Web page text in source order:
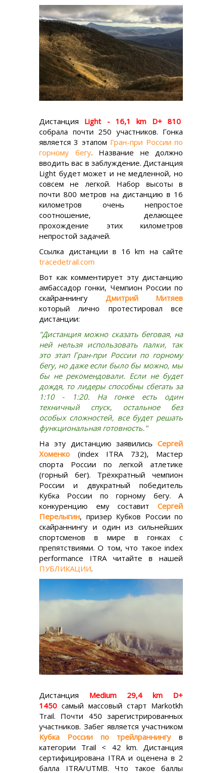
Дистанция Light - 16,1 km D+ 810
собрала почти 250 участников. Гонка
является 3 этапом Гран-при России по
горному бегу. Название не должно
вводить вас в заблуждение. Дистанция
Light будет может и не медленной, но
совсем не легкой. Набор высоты в
почти 800 метров на дистанцию в 16
километров очень непростое
соотношение, делающее
прохождение этих километров
непростой задачей.
Ссылка дистанции в 16 km на сайте
tracedetrail.com
Вот как комментирует эту дистанцию
амбассадор гонки, Чемпион России по
скайраннингу Дмитрий Митяев
который лично протестировал все
дистанции:
"Дистанция можно сказать беговая, на
ней нельзя использовать палки, так
это этап Гран-при России по горному
бегу, но даже если было бы можно, мы
бы не рекомендовали. Если не будет
дождя, то лидеры способны сбегать за
1:10 - 1:20. На гонке есть один
техничный спуск, остальное без
особых сложностей, все будет решать
функциональная готовность."
На эту дистанцию заявились Сергей
Хоменко (index ITRA 732), Мастер
спорта России по легкой атлетике
(горный бег). Трёхкратный чемпион
России и двукратный победитель
Кубка России по горному бегу. А
конкуренцию ему составит Сергей
Перелыгин, призер Кубков России по
скайраннингу и один из сильнейших
спортсменов в мире в гонках с
препятствиями. О том, что такое index
performance ITRA читайте в нашей
ПУБЛИКАЦИИ.
Дистанция Medium 29,4 km D+
1450 самый массовый старт Markotkh
Trail. Почти 450 зарегистрированных
участников. Забег является участником
Кубка России по трейлраннингу в
категории Trail < 42 km. Дистанция
сертифицирована ITRA и оценена в 2
балла ITRA/UTMB. Что такое баллы